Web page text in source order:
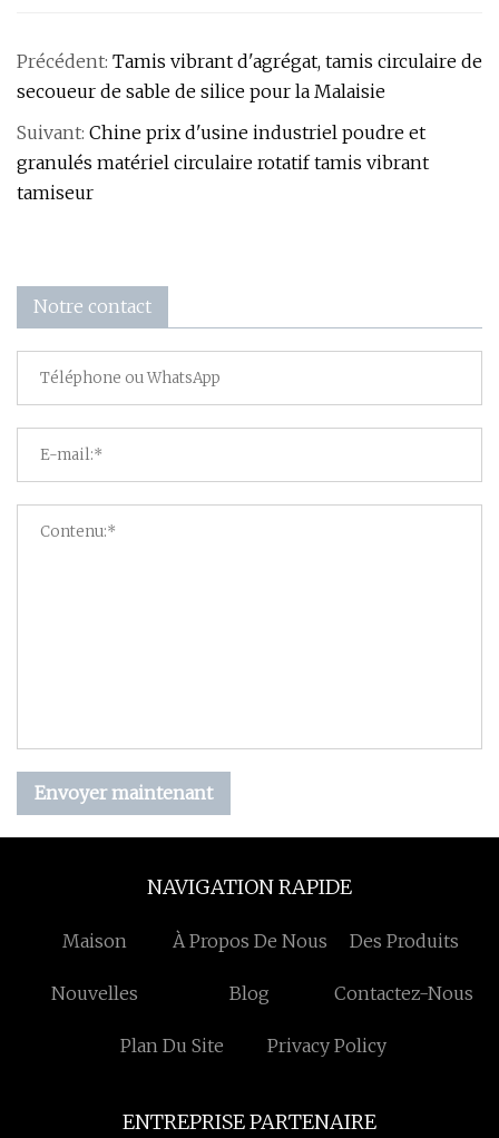
Précédent: Tamis vibrant d'agrégat, tamis circulaire de
secoueur de sable de silice pour la Malaisie
Suivant: Chine prix d'usine industriel poudre et
granulés matériel circulaire rotatif tamis vibrant
tamiseur
Notre contact
Envoyer maintenant
NAVIGATION RAPIDE
Maison À Propos De Nous Des Produits
Nouvelles Blog Contactez-Nous
Plan Du Site Privacy Policy
ENTREPRISE PARTENAIRE